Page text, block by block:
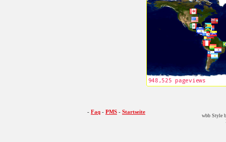
- Faq - PMS - Startseite
wbb Style